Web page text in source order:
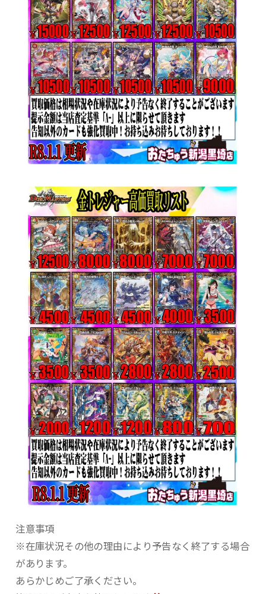
注意事項
※在庫状況その他の理由により予告なく終了する場合
があります。
あらかじめご了承ください。